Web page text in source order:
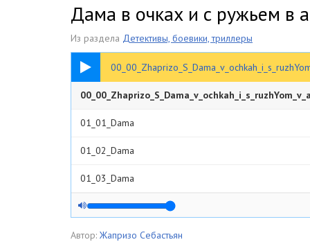
Дама в очках и с ружьем в
Из раздела Детективы, боевики, триллеры
00:32
01_01_Dama
01_02_Dama
01_03_Dama
01_04_Dama
01_05_Dama
Автор: Жапризо Себастьян